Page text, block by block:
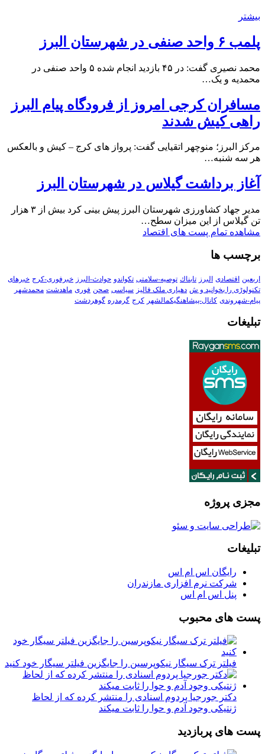
بیشتر
پلمب ۶ واحد صنفی در شهرستان البرز
محمد نصیری گفت: در ۴۵ بازدید انجام شده ۵ واحد صنفی در
محمدیه و یک…
مسافران کرجی امروز از فرودگاه پیام البرز
راهی کیش شدند
مرکز البرز؛ منوچهر اتقیایی گفت: پرواز های کرج – کیش و بالعکس
هر سه شنبه…
آغاز برداشت گیلاس در شهرستان البرز
مدیر جهاد کشاورزی شهرستان البرز پیش بینی کرد بیش از ۳ هزار
تن گیلاس از این میزان سطح…
مشاهده تمام پست های اقتصاد
برچسب ها
اربعین اقتصادی البرز تابناك توصیه-سلامتی تکواندو حوادث-البرز خبرفوری-کرج خبرهای
تکنولوڑی را بخوانید و ش دهیاری ملک فالیز سیاسی صحن فوری ماهدشت محمدشهر
پیام-شهروندی کانال-پیشاهنگیکمالشهر کرج گرمدره گوهردشت
تبلیغات
مجزی پروژه
تبلیغات
رایگان اس ام اس
شرکت نرم افزاری مازندران
پنل اس ام اس
پست های محبوب
فیلتر ترک سیگار نیکوپرسین را جایگزین فیلتر سیگار خود کنید
دکتر جورجیا پردوم اسنادی را منتشر کرده که از لحاظ
ژنتیکی وجود آدم و حوا را ثابت میکند
پست های پربازدید